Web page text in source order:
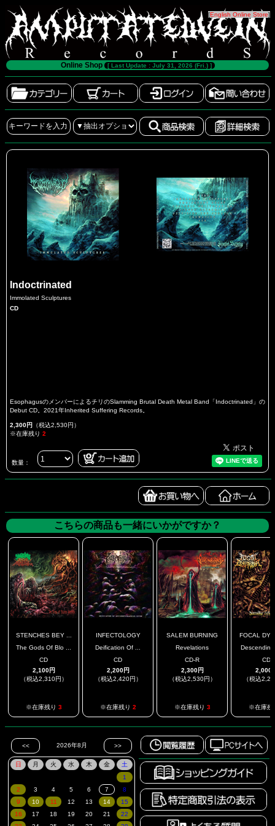
[English Online Store]
Online Shop [ Last Update : July 31, 2026 (Fri.) ]
Indoctrinated
Immolated Sculptures
CD
EsophagusのメンバーによるチリのSlamming Brutal Death Metal Band「Indoctrinated」の
Debut CD。2021年Inherited Suffering Records。
2,300円 （税込2,530円）
※在庫残り 2
数量：
こちらの商品も一緒にいかがですか？
STENCHES BEY ...
The Gods Of Blo ...
CD
2,100円
（税込2,310円）
※在庫残り 3
INFECTOLOGY
Deification Of ...
CD
2,200円
（税込2,420円）
※在庫残り 2
SALEM BURNING
Revelations
CD-R
2,300円
（税込2,530円）
※在庫残り 3
FOCAL
CD
2,000
（税込
※在庫残